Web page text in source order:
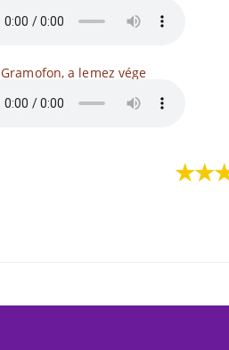
Gramofon, a lemez vége